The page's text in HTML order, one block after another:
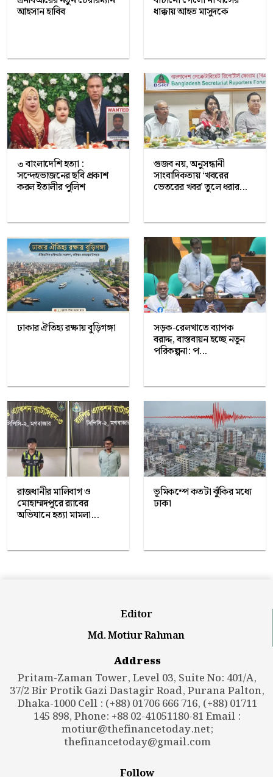
আহসান হাবিব ধাক্কায় আহত মাসুদকে
৩ বাংলাদেশি হত্যা :
সন্দেহভাজনের ছবি প্রকাশ
করল ইতালীর পুলিশ
গুজব নয়, অনুসন্ধানী
সাংবাদিকতায় ‘খবরের
ভেতরের খবর’ তুলে ধরার...
ঢাকার ঐতিহ্য রক্ষায় বুড়িগঙ্গা সড়ক-রেলখাতে ব্যাপক
বরাদ্দ, বাস্তবায়ন হচ্ছে নতুন
পরিকল্পনা: প...
রাজধানীর মালিবাগ ও
মোহাম্মদপুরে র‍্যাবের
অভিযানে হত্যা মামলা...
ভূমিকম্পে কতটা ঝুঁকির মধ্যে
ঢাকা
Editor
Md. Motiur Rahman
Address
Pritam-Zaman Tower, Level 03, Suite No: 401/A,
37/2 Bir Protik Gazi Dastagir Road, Purana Palton,
Dhaka-1000 Cell : (+88) 01706 666 716, (+88) 01711
145 898, Phone: +88 02-41051180-81 Email :
motiur@thefinancetoday.net;
thefinancetoday@gmail.com
Follow